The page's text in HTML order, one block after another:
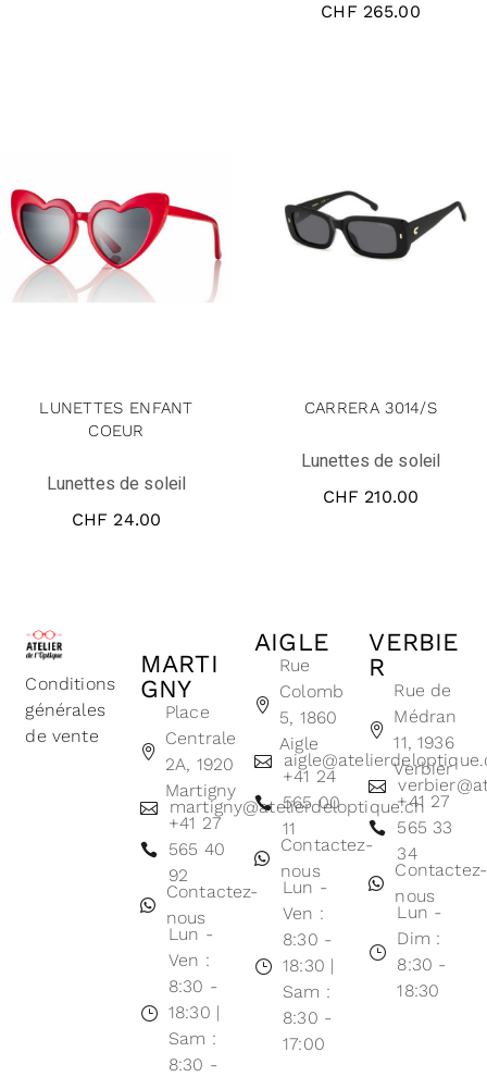
CHF 265.00
LUNETTES ENFANT
COEUR
Lunettes de soleil
CHF 24.00
CARRERA 3014/S
Lunettes de soleil
CHF 210.00
Conditions
générales
de vente
MARTI
GNY
Place
Centrale
2A, 1920
Martigny
martigny@atelierdeloptique.ch
+41 27
565 40
92
Contactez-
nous
Lun -
Ven :
8:30 -
18:30 |
Sam :
8:30 -
AIGLE
Rue
Colomb
5, 1860
Aigle
+41 24
565 00
11
Contactez-
nous
Lun -
Ven :
8:30 -
18:30 |
Sam :
8:30 -
17:00
VERBIE
R
Rue de
Médran
11, 1936
Verbier
+41 27
565 33
34
Contactez-
nous
Lun -
Dim :
8:30 -
18:30